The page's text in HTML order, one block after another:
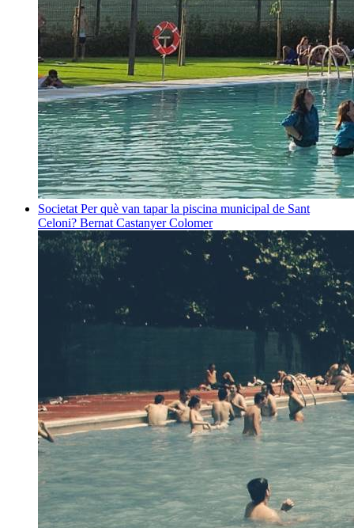
Societat Per què van tapar la piscina municipal de Sant
Celoni? Bernat Castanyer Colomer